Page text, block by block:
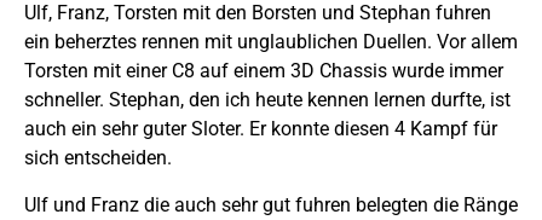
Ulf, Franz, Torsten mit den Borsten und Stephan fuhren
ein beherztes rennen mit unglaublichen Duellen. Vor allem
Torsten mit einer C8 auf einem 3D Chassis wurde immer
schneller. Stephan, den ich heute kennen lernen durfte, ist
auch ein sehr guter Sloter. Er konnte diesen 4 Kampf für
sich entscheiden.
Ulf und Franz die auch sehr gut fuhren belegten die Ränge